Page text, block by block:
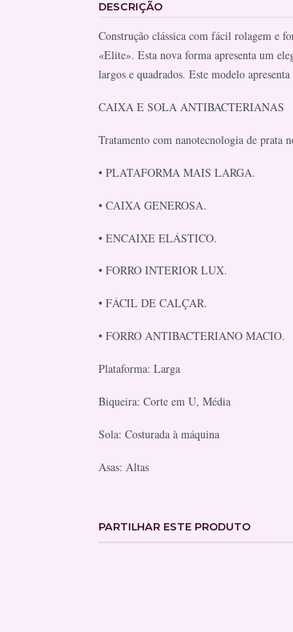
DESCRIÇÃO
Construção clássica com fácil rolagem e
«Elite». Esta nova forma apresenta um
largos e quadrados. Este modelo
CAIXA E SOLA ANTIBACTERIANAS
Tratamento com nanotecnologia de prata
• PLATAFORMA MAIS LARGA.
• CAIXA GENEROSA.
• ENCAIXE ELÁSTICO.
• FORRO INTERIOR LUX.
• FÁCIL DE CALÇAR.
• FORRO ANTIBACTERIANO MACIO.
Plataforma: Larga
Biqueira: Corte em U, Média
Sola: Costurada à máquina
Asas: Altas
PARTILHAR ESTE PRODUTO